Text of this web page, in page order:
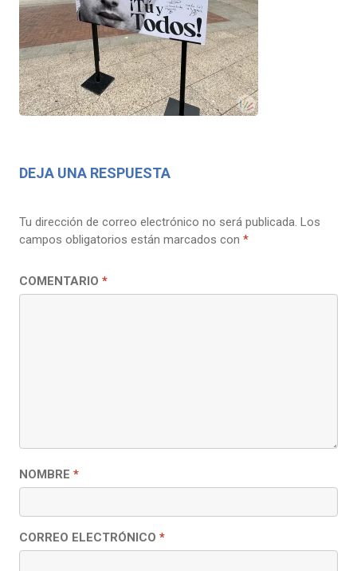
DEJA UNA RESPUESTA
Tu dirección de correo electrónico no será publicada. Los
campos obligatorios están marcados con *
COMENTARIO *
NOMBRE *
CORREO ELECTRÓNICO *